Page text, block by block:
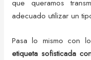
que queramos
adecuado utilizar un
Pasa lo mismo con
etiqueta sofisticada